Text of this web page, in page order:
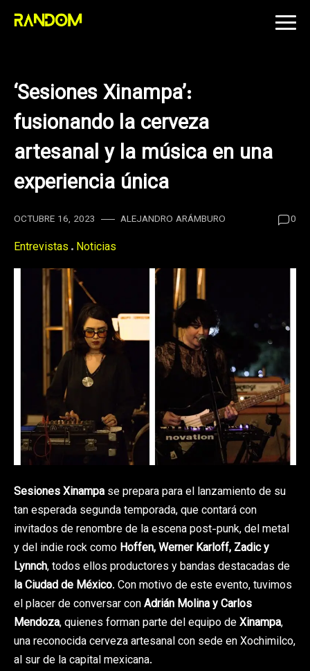
Skip
‘Sesiones Xinampa’:
fusionando la cerveza
artesanal y la música en una
experiencia única
OCTUBRE 16, 2023 ALEJANDRO ARÁMBURO 0
Entrevistas Noticias
Sesiones Xinampa se prepara para el lanzamiento de su
tan esperada segunda temporada, que contará con
invitados de renombre de la escena post-punk, del metal
y del indie rock como Hoffen, Werner Karloff, Zadic y
Lynnch, todos ellos productores y bandas destacadas de
la Ciudad de México. Con motivo de este evento, tuvimos
el placer de conversar conAdrián Molina y Carlos
Mendoza, quienes forman parte del equipo deXinampa,
una reconocida cerveza artesanal con sede en Xochimilco,
al sur de la capital mexicana.